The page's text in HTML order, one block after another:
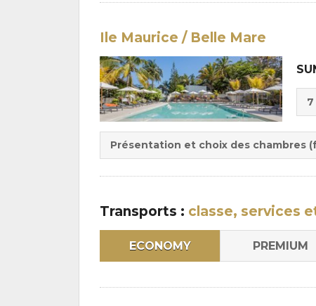
Ile Maurice / Belle Mare
:
:
Présentation et choix des chambres
Transports : classe, services
ECONOMY PREMIUM